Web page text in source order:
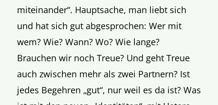
miteinander“. Hauptsache, man liebt sich
und hat sich gut abgesprochen: Wer mit
wem? Wie? Wann? Wo? Wie lange?
Brauchen wir noch Treue? Und geht Treue
auch zwischen mehr als zwei Partnern? Ist
jedes Begehren „gut“, nur weil es da ist? Was